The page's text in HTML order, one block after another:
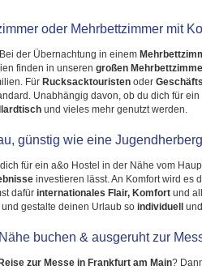
oder Mehrbettzimmer mit
der Übernachtung in einem
finden in unseren großen
Für Rucksacktouristen oder
Unabhängig davon, ob du dich für ein
und vieles mehr genutzt werden.
günstig wie eine
für ein a&o Hostel in der Nähe vom
investieren lässt. An Komfort wird es
dafür internationales Flair, Komfort und
und gestalte deinen Urlaub so individuell und
buchen & ausgeruht zur
Reise zur Messe in Frankfurt am Main?